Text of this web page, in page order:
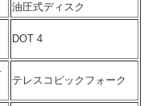
油圧式ディスク
DOT 4
テレスコピックフォーク